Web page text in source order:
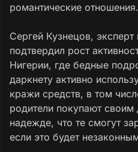
романтические отношения.
Сергей Кузнецов,
подтвердил рост
Нигерии, где бедные
даркнету активно
кражи средств, в том
родители покупают
надежде, что те смогут
если это будет